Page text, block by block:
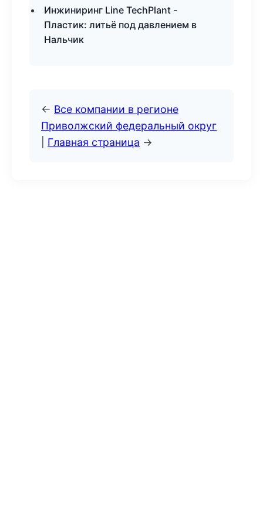
Инжиниринг Line TechPlant -
Пластик: литьё под давлением в
Нальчик
← Все компании в регионе
Приволжский федеральный округ
Главная страница →